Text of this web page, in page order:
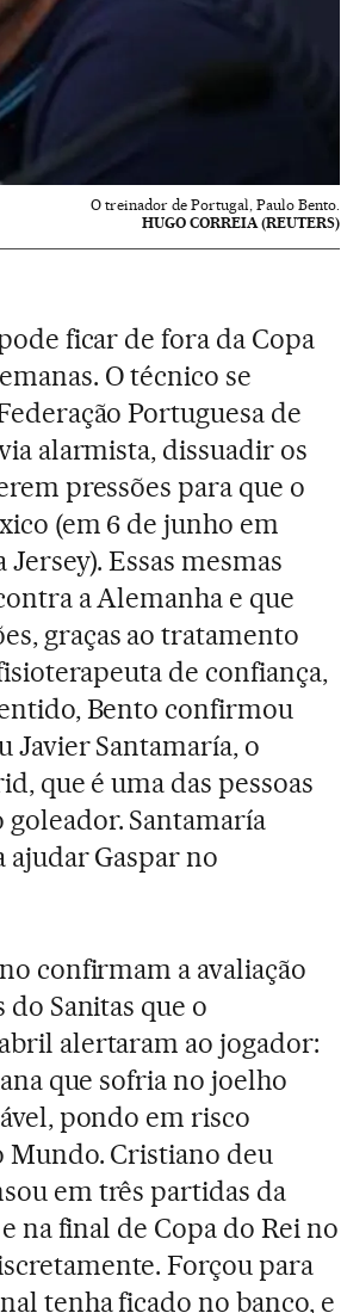
O treinador de Portugal, Paulo Bento.
HUGO CORREIA (REUTERS)
ficar de fora da Copa
O técnico se
Portuguesa de
alarmista, dissuadir os
pressões para que o
(em 6 de junho em
Essas mesmas
a Alemanha e que
graças ao tratamento
de confiança,
Bento confirmou
Javier Santamaría, o
que é uma das pessoas
Santamaría
Gaspar no
confirmam a avaliação
Sanitas que o
alertaram ao jogador:
que sofria no joelho
pondo em risco
Mundo. Cristiano deu
em três partidas da
na final de Copa do Rei no
Forçou para
tenha ficado no banco, e